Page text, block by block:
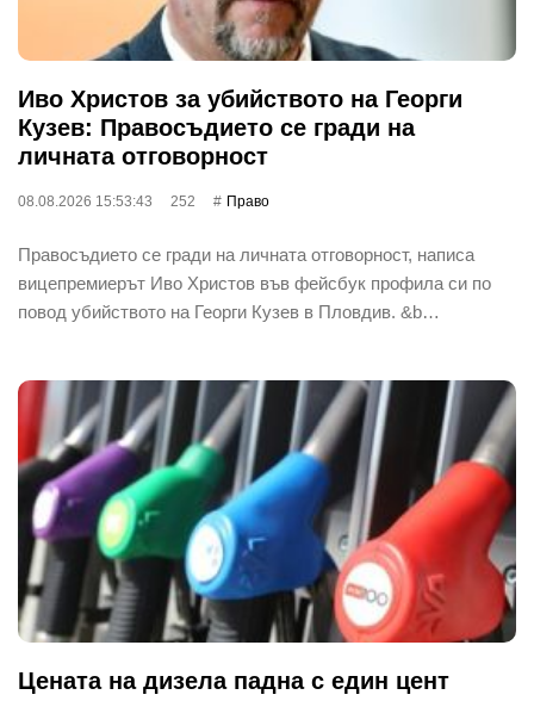
Иво Христов за убийството на Георги
Кузев: Правосъдието се гради на
личната отговорност
08.08.2026 15:53:43 252 Право
Правосъдието се гради на личната отговорност, написа
вицепремиерът Иво Христов във фейсбук профила си по
повод убийството на Георги Кузев в Пловдив. &b…
Цената на дизела падна с един цент